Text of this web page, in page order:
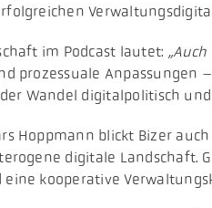
im Podcast lautet:
prozessuale
Wandel digitalpolitisch
Hoppmann blickt Bizer
digitale Landschaft.
kooperative